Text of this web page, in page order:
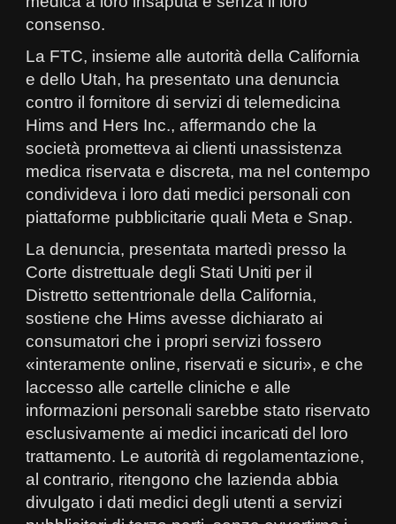
consenso.
La FTC, insieme alle autorità della California
e dello Utah, ha presentato una denuncia
contro il fornitore di servizi di telemedicina
Hims and Hers Inc., affermando che la
società prometteva ai clienti unassistenza
medica riservata e discreta, ma nel contempo
condivideva i loro dati medici personali con
piattaforme pubblicitarie quali Meta e Snap.
La denuncia, presentata martedì presso la
Corte distrettuale degli Stati Uniti per il
Distretto settentrionale della California,
sostiene che Hims avesse dichiarato ai
consumatori che i propri servizi fossero
«interamente online, riservati e sicuri», e che
laccesso alle cartelle cliniche e alle
informazioni personali sarebbe stato riservato
esclusivamente ai medici incaricati del loro
trattamento. Le autorità di regolamentazione,
al contrario, ritengono che lazienda abbia
divulgato i dati medici degli utenti a servizi